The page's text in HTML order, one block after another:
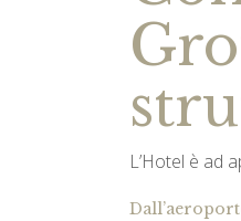
L’Hotel è ad